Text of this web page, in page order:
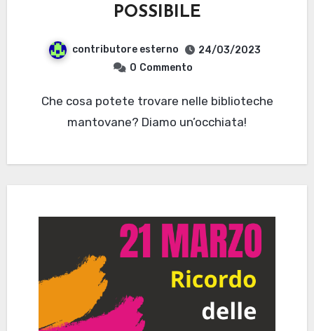
POSSIBILE
contributore esterno
24/03/2023
0 Commento
Che cosa potete trovare nelle biblioteche
mantovane? Diamo un’occhiata!